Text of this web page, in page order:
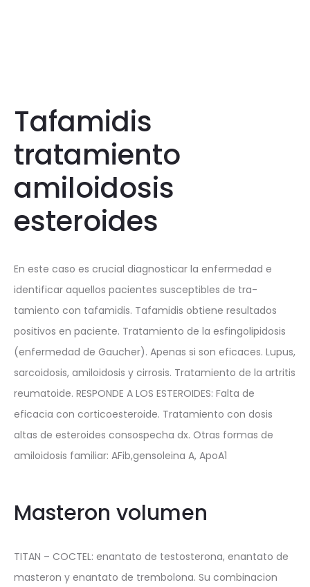
Tafamidis
tratamiento
amiloidosis
esteroides
En este caso es crucial diagnosticar la enfermedad e
identificar aquellos pacientes susceptibles de tra-
tamiento con tafamidis. Tafamidis obtiene resultados
positivos en paciente. Tratamiento de la esfingolipidosis
(enfermedad de Gaucher). Apenas si son eficaces. Lupus,
sarcoidosis, amiloidosis y cirrosis. Tratamiento de la artritis
reumatoide. RESPONDE A LOS ESTEROIDES: Falta de
eficacia con corticoesteroide. Tratamiento con dosis
altas de esteroides consospecha dx. Otras formas de
amiloidosis familiar: AFib,gensoleina A, ApoA1
Masteron volumen
TITAN – COCTEL: enantato de testosterona, enantato de
masteron y enantato de trembolona. Su combinacion